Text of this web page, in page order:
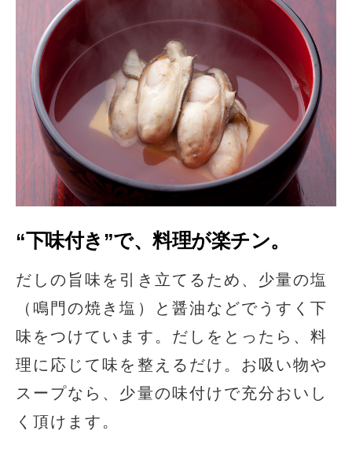
“下味付き”で、料理が楽チン。
だしの旨味を引き立てるため、少量の塩
（鳴門の焼き塩）と醤油などでうすく下
味をつけています。だしをとったら、料
理に応じて味を整えるだけ。お吸い物や
スープなら、少量の味付けで充分おいし
く頂けます。